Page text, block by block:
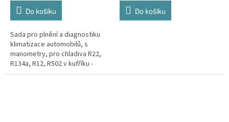
Do košíku
Sada pro plnění a diagnostiku
klimatizace automobilů, s
manometry, pro chladiva R22,
R134a, R12, R502 v kufříku -
GEKO G02670.Speciální sada
Do košíku